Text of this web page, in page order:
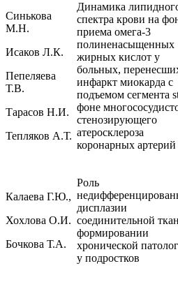
Синькова
М.Н.
Исаков Л.К.
Пепеляева
Т.В.
Тарасов Н.И.
Тепляков А.Т.
Динамика
спектра крови на
приема омега-3
полиненасыщенных
жирных кислот у
больных,
инфаркт миокарда с
подъемом сегмента
фоне
стенозирующего
атеросклероза
коронарных артерий
Калаева Г.Ю.,
Хохлова О.И.
Бочкова Т.А.
Роль
дисплазии
соединительной
формировании
хронической
у подростков